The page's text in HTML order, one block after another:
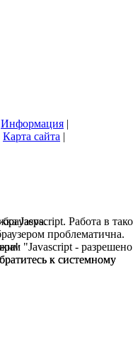
Информация |
Карта сайта |
Jasvscript. Работа в
"Javascript -
к системному
проблематична.
к системному